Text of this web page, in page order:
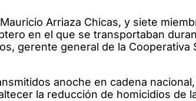
Arriaza Chicas, y siete
en el que se transportaban
gerente general de la Cooperativa
anoche en cadena
la reducción de homicidios de